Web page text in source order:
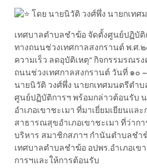
โดย นายนิวัติ วงศ์พึ่ง นายกเท
เทศบาลตำบลชำฆ้อ จัดตั้งศูนย์ปฏิบั
ทางถนนช่วงเทศกาลสงกรานต์ พ.ศ
ความเร็ว ลดอุบัติเหตุ“ กิจกรรมรณร
ถนนช่วงเทศกาลสงกรานต์ วันที่ ๑๐
นายนิวัติ วงศ์พึ่ง นายกเทศมนตรีตำ
ศูนย์ปฏิบัติการฯ พร้อมกล่าวต้อนรับ
อำเภอเขาชะเมา ที่มาเยี่ยมเยียนแล
สาธารณสุขอำเภอเขาชะเมา ที่ว่าก
บริหาร สมาชิกสภาฯ กำนันตำบลชำ
เทศบาลตำบลชำฆ้อ อปพร.อำเภอเ
การฯและให้การต้อนรับ